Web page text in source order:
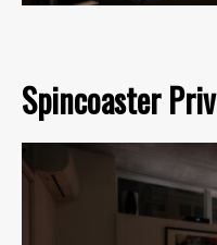
Spincoaster